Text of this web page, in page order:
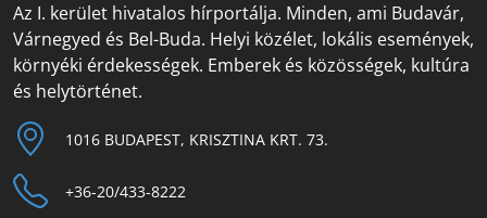
Az I. kerület hivatalos hírportálja. Minden, ami Budavár,
Várnegyed és Bel-Buda. Helyi közélet, lokális események,
környéki érdekességek. Emberek és közösségek, kultúra
és helytörténet.
1016 BUDAPEST, KRISZTINA KRT. 73.
+36-20/433-8222